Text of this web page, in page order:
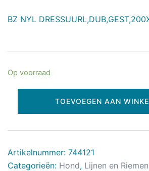
BZ NYL
Op voorraad
TOEVOEGEN AAN
Artikelnummer: 744121
Categorieën: Hond, Lijnen en Riemen